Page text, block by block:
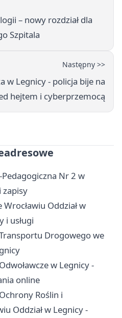
– nowy rozdział dla
Szpitala
Następny >>
w Legnicy - policja bije na
hejtem i cyberprzemocą
Nr 2 w
zapisy
Oddział w
i usługi
Drogowego we
w Legnicy -
online
Roślin i
Oddział w Legnicy -